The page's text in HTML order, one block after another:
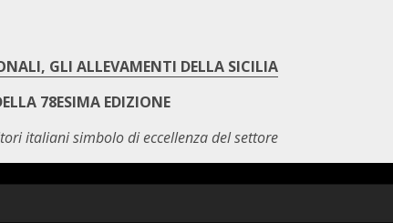
GLI ALLEVAMENTI DELLA SICILIA
78ESIMA EDIZIONE
italiani simbolo di eccellenza del settore